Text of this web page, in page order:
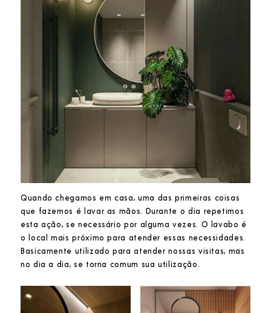
Quando chegamos em casa, uma das primeiras coisas
que fazemos é lavar as mãos. Durante o dia repetimos
esta ação, se necessário por alguma vezes. O lavabo é
o local mais próximo para atender essas necessidades.
Basicamente utilizado para atender nossas visitas, mas
no dia a dia, se torna comum sua utilização.